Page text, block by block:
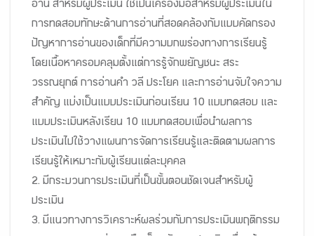
อ่าน สำหรับผู้ประเมิน ใช้เป็นเครื่องมือสำหรับผู้ประเมินใน
การทดสอบทักษะด้านการอ่านที่สอดคล้องกับแบบคัดกรอง
ปัญหาการอ่านของเด็กที่มีความบกพร่องทางการเรียนรู้
โดยเนื้อหาครอบคลุมตั้งแต่การรู้จักพยัญชนะ สระ
วรรณยุกต์ การอ่านคำ วลี ประโยค และการอ่านจับใจความ
สำคัญ แบ่งเป็นแบบประเมินก่อนเรียน 10 แบบทดสอบ และ
แบบประเมินหลังเรียน 10 แบบทดสอบเพื่อนำผลการ
ประเมินไปใช้วางแผนการจัดการเรียนรู้และติดตามผลการ
เรียนรู้ให้เหมาะกับผู้เรียนแต่ละบุคคล
2. มีกระบวนการประเมินที่เป็นขั้นตอนชัดเจนสำหรับผู้
ประเมิน
3. มีแนวทางการวิเคราะห์ผลร่วมกับการประเมินพฤติกรรม